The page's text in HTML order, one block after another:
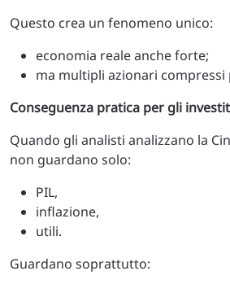
Questo crea un fenomeno unico:
economia reale anche forte;
ma multipli azionari
Conseguenza pratica per gli
Quando gli analisti analizzano la
non guardano solo:
PIL,
inflazione,
utili.
Guardano soprattutto: